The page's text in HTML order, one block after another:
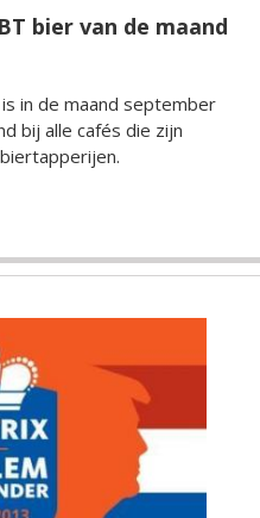
bier van de maand
in de maand september
bij alle cafés die zijn